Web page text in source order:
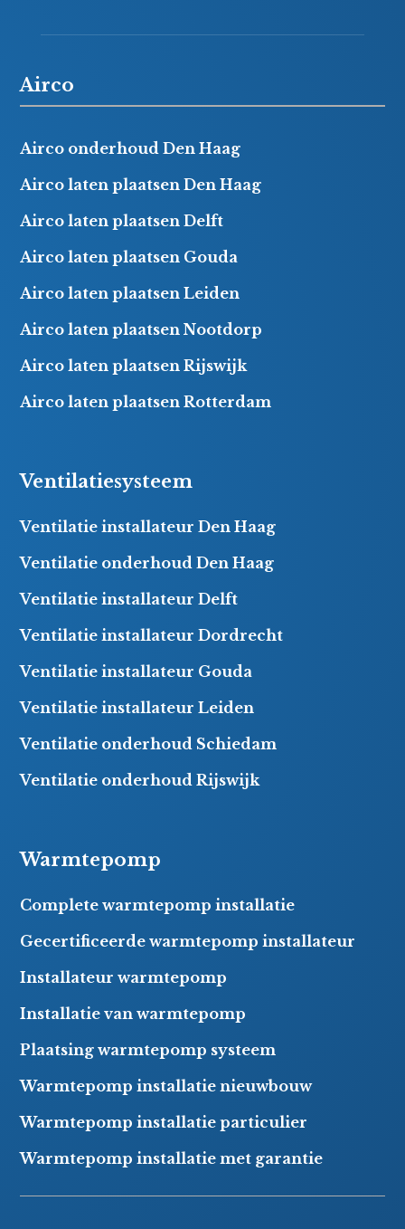
Airco
Airco onderhoud Den Haag
Airco laten plaatsen Den Haag
Airco laten plaatsen Delft
Airco laten plaatsen Gouda
Airco laten plaatsen Leiden
Airco laten plaatsen Nootdorp
Airco laten plaatsen Rijswijk
Airco laten plaatsen Rotterdam
Ventilatiesysteem
Ventilatie installateur Den Haag
Ventilatie onderhoud Den Haag
Ventilatie installateur Delft
Ventilatie installateur Dordrecht
Ventilatie installateur Gouda
Ventilatie installateur Leiden
Ventilatie onderhoud Schiedam
Ventilatie onderhoud Rijswijk
Warmtepomp
Complete warmtepomp installatie
Gecertificeerde warmtepomp installateur
Installateur warmtepomp
Installatie van warmtepomp
Plaatsing warmtepomp systeem
Warmtepomp installatie nieuwbouw
Warmtepomp installatie particulier
Warmtepomp installatie met garantie